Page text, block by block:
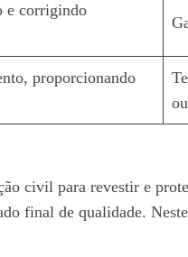
e corrigindo
proporcionando
civil para revestir e
final de qualidade.